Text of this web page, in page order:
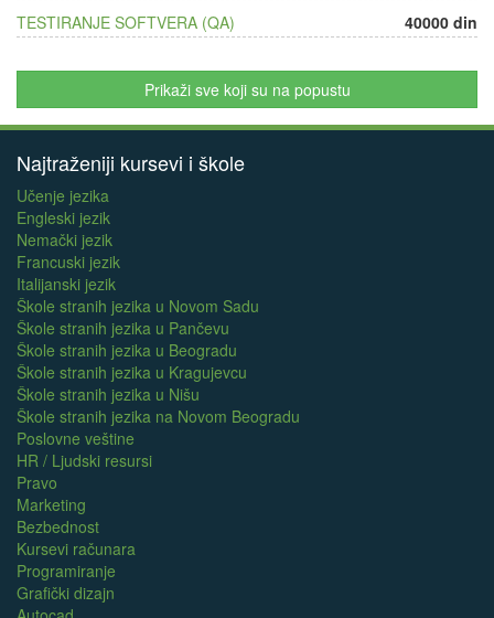
40000 din
TESTIRANJE SOFTVERA (QA)
Prikaži sve koji su na popustu
Najtraženiji kursevi i škole
Učenje jezika
Engleski jezik
Nemački jezik
Francuski jezik
Italijanski jezik
Škole stranih jezika u Novom Sadu
Škole stranih jezika u Pančevu
Škole stranih jezika u Beogradu
Škole stranih jezika u Kragujevcu
Škole stranih jezika u Nišu
Škole stranih jezika na Novom Beogradu
Poslovne veštine
HR / Ljudski resursi
Pravo
Marketing
Bezbednost
Kursevi računara
Programiranje
Grafički dizajn